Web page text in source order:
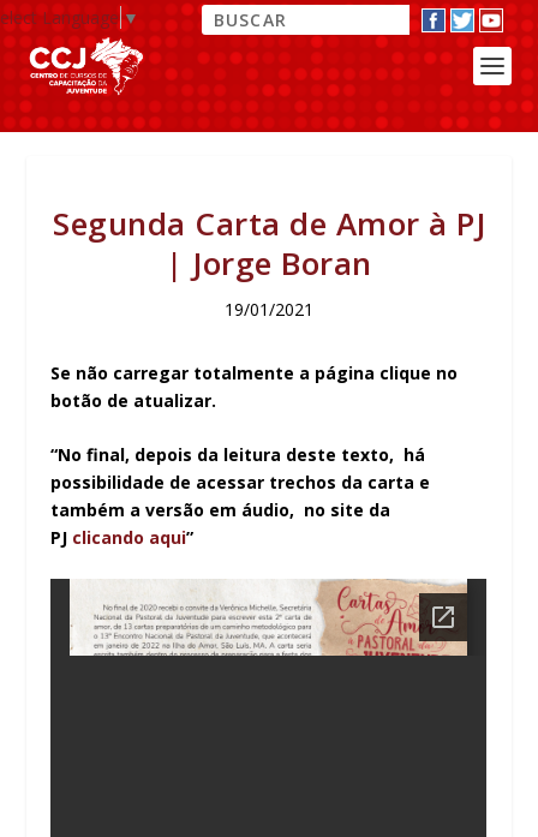
Language▼
Segunda Carta de Amor à PJ
| Jorge Boran
19/01/2021
Se não carregar totalmente a página clique no
botão de atualizar.
“No final, depois da leitura deste texto, há
possibilidade de acessar trechos da carta e
também a versão em áudio, no site da
PJ clicando aqui”